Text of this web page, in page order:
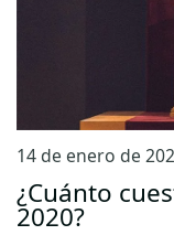
14 de enero de
¿Cuánto
2020?